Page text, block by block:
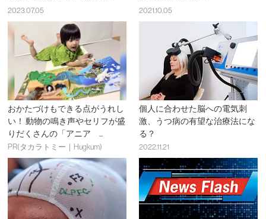
2023.07.05 2021.10.05
おかたづけもできる点がうれし
い！ 動物の鳴き声やセリフが盛
りだくさんの「アニア ...
PR(タカラトミー｜Hugkum)
個人に合わせた脳への電気刺
激、うつ病の有望な治療法にな
る？
2022.11.21